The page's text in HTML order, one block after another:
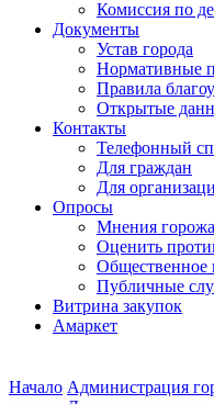
Комиссия по
Документы
Устав города
Нормативные
Правила
Открытые
Контакты
Телефонный
Для граждан
Для
Опросы
Мнения
Оценить
Общественное
Публичные
Витрина закупок
Амаркет
Начало Администрация